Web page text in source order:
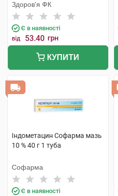
Здоров'я ФК
Є в наявності
від 53.40 грн
КУПИТИ
Індометацин Софарма мазь
10 % 40 г 1 туба
Софарма
Є в наявності